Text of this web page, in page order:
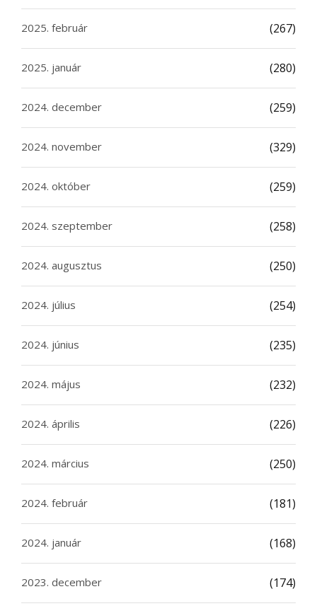
2025. február (267)
2025. január (280)
2024. december (259)
2024. november (329)
2024. október (259)
2024. szeptember (258)
2024. augusztus (250)
2024. július (254)
2024. június (235)
2024. május (232)
2024. április (226)
2024. március (250)
2024. február (181)
2024. január (168)
2023. december (174)